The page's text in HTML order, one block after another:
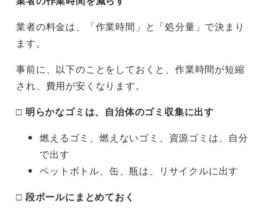
業者の料金は、「作業時間」と「処分量」で決まり
ます。
事前に、以下のことをしておくと、作業時間が短縮
され、費用が安くなります。
□ 明らかなゴミは、自治体のゴミ収集に出す
燃えるゴミ、燃えないゴミ、資源ゴミは、自分
で出す
ペットボトル、缶、瓶は、リサイクルに出す
□ 段ボールにまとめておく